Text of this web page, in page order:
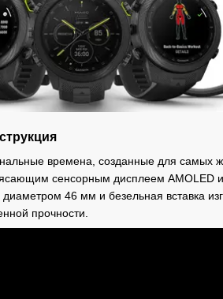
времена, созданные для самых
сенсорным дисплеем AMOLED
46 мм и безельная вставка
прочности.